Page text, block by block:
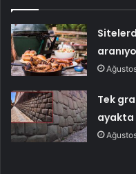
Tek
ayakta